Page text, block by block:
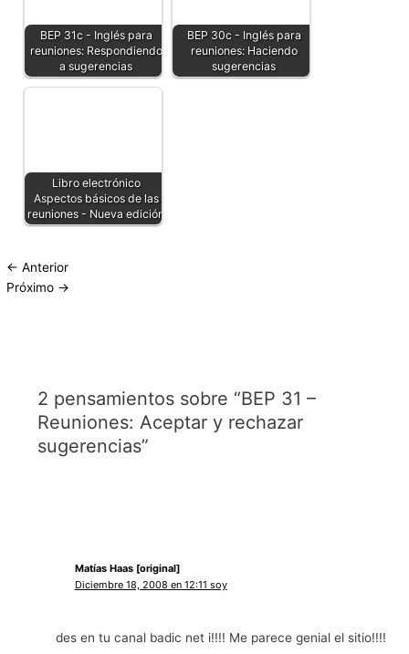
BEP 31c - Inglés para
reuniones: Respondiendo
a sugerencias
BEP 30c - Inglés para
reuniones: Haciendo
sugerencias
Libro electrónico
Aspectos básicos de las
reuniones - Nueva edición
← Anterior
Próximo →
2 pensamientos sobre “BEP 31 –
Reuniones: Aceptar y rechazar
sugerencias”
Matías Haas [original]
Diciembre 18, 2008 en 12:11 soy
des en tu canal badic net i!!!! Me parece genial el sitio!!!!